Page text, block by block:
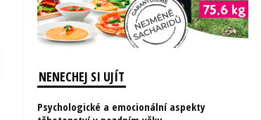
NENECHEJ SI UJÍT
Psychologické a emocionální aspekty